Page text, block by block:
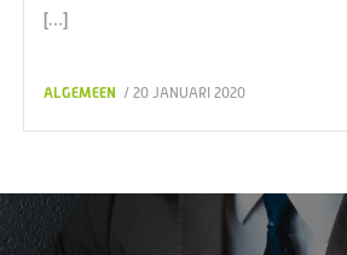
[…]
ALGEMEEN / 20 JANUARI 2020